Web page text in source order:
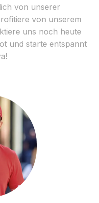
von unserer
von unserem
uns noch heute
und starte entspannt